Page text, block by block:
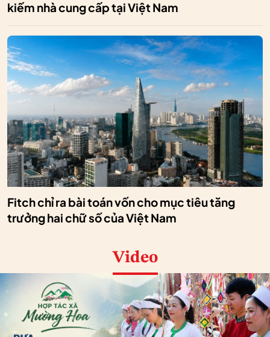
kiếm nhà cung cấp tại Việt Nam
Fitch chỉ ra bài toán vốn cho mục tiêu tăng
trưởng hai chữ số của Việt Nam
Video